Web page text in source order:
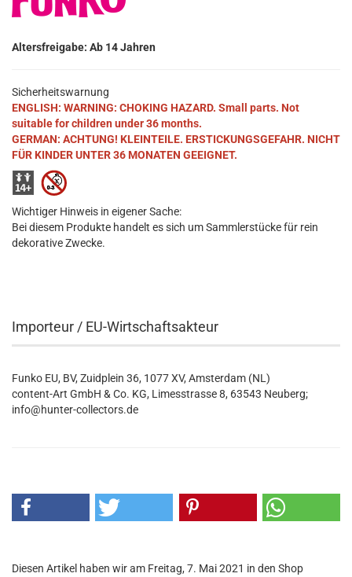
Altersfreigabe: Ab 14 Jahren
Sicherheitswarnung
ENGLISH: WARNING: CHOKING HAZARD. Small parts. Not
suitable for children under 36 months.
GERMAN: ACHTUNG! KLEINTEILE. ERSTICKUNGSGEFAHR. NICHT
FÜR KINDER UNTER 36 MONATEN GEEIGNET.
Wichtiger Hinweis in eigener Sache:
Bei diesem Produkte handelt es sich um Sammlerstücke für rein
dekorative Zwecke.
Importeur / EU-Wirtschaftsakteur
Funko EU, BV, Zuidplein 36, 1077 XV, Amsterdam (NL)
content-Art GmbH & Co. KG, Limesstrasse 8, 63543 Neuberg;
info@hunter-collectors.de
Diesen Artikel haben wir am Freitag, 7. Mai 2021 in den Shop